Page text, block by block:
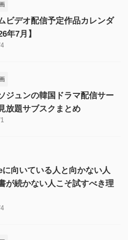
ビデオ配信予定作品カレンダ
年7月】
ジュンの韓国ドラマ配信サー
放題サブスクまとめ
向いている人と向かない人
が続かない人こそ試すべき理